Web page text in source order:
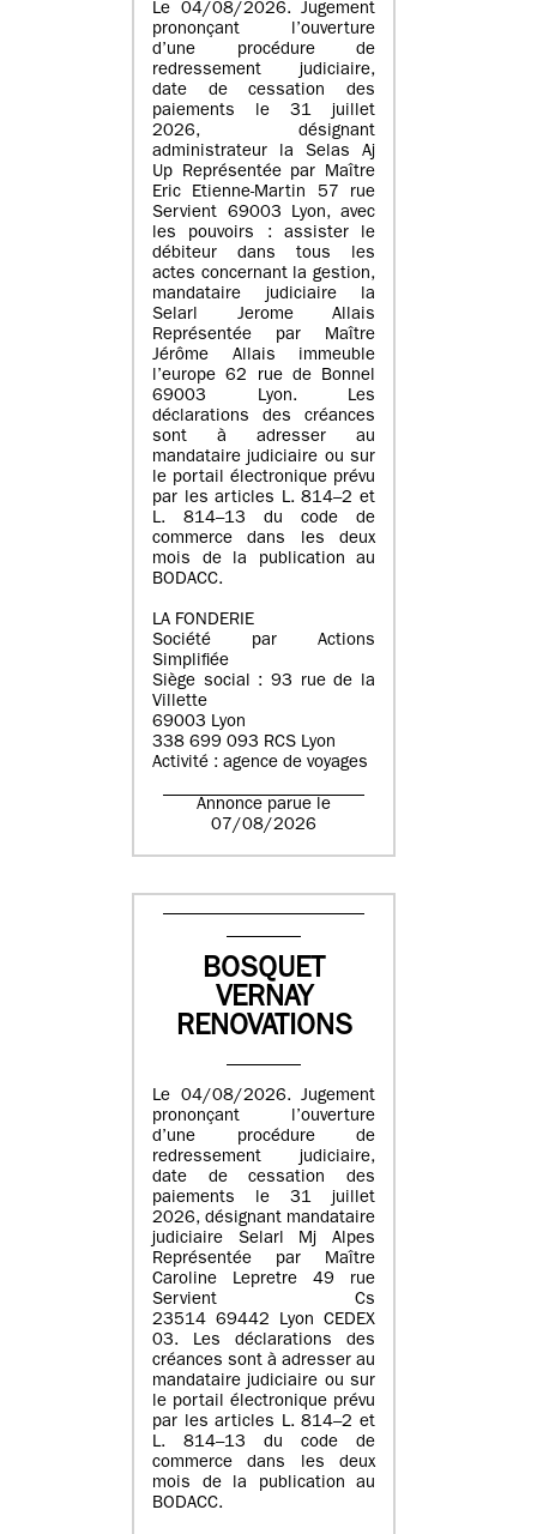
Le 04/08/2026. Jugement
prononçant l’ouverture
d’une procédure de
redressement judiciaire,
date de cessation des
paiements le 31 juillet
2026, désignant
administrateur la Selas Aj
Up Représentée par Maître
Eric Etienne-Martin 57 rue
Servient 69003 Lyon, avec
les pouvoirs : assister le
débiteur dans tous les
actes concernant la gestion,
mandataire judiciaire la
Selarl Jerome Allais
Représentée par Maître
Jérôme Allais immeuble
l’europe 62 rue de Bonnel
69003 Lyon. Les
déclarations des créances
sont à adresser au
mandataire judiciaire ou sur
le portail électronique prévu
par les articles L. 814–2 et
L. 814–13 du code de
commerce dans les deux
mois de la publication au
BODACC.
LA FONDERIE
Société par Actions
Simplifiée
Siège social : 93 rue de la
Villette
69003 Lyon
338 699 093 RCS Lyon
Activité : agence de voyages
Annonce parue le
07/08/2026
BOSQUET
VERNAY
RENOVATIONS
Le 04/08/2026. Jugement
prononçant l’ouverture
d’une procédure de
redressement judiciaire,
date de cessation des
paiements le 31 juillet
2026, désignant mandataire
judiciaire Selarl Mj Alpes
Représentée par Maître
Caroline Lepretre 49 rue
Servient Cs
23514 69442 Lyon CEDEX
03. Les déclarations des
créances sont à adresser au
mandataire judiciaire ou sur
le portail électronique prévu
par les articles L. 814–2 et
L. 814–13 du code de
commerce dans les deux
mois de la publication au
BODACC.